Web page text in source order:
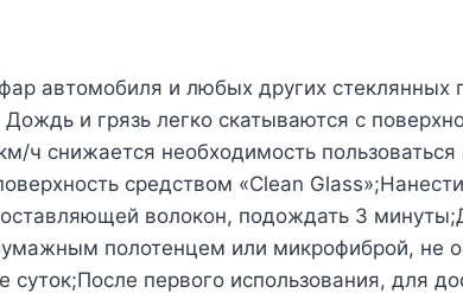
автомобиля и любых других стеклянных
и грязь легко скатываются с
ч снижается необходимость
средством «Clean
волокон, подождать 3
полотенцем или микрофиброй, не
суток;После первого использования, для